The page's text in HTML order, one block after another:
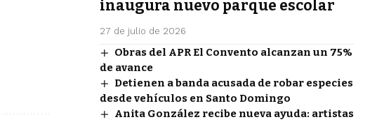
inaugura nuevo parque escolar
27 de julio de 2026
Obras del APR El Convento alcanzan un 75%
de avance
Detienen a banda acusada de robar especies
desde vehículos en Santo Domingo
Anita González recibe nueva ayuda: artistas